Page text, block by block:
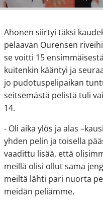
Ahonen siirtyi täksi
pelaavan Ourensen
se voitti 15
kuitenkin kääntyi ja
jo pudotuspelipaikan
seitsemästä pelistä tuli
14.
- Oli aika ylös ja alas
yhden pelin ja toisella
vaadittu lisää, että
meillä olisi ollut sama
meiltä lähti pari nuorta
meidän peliämme.